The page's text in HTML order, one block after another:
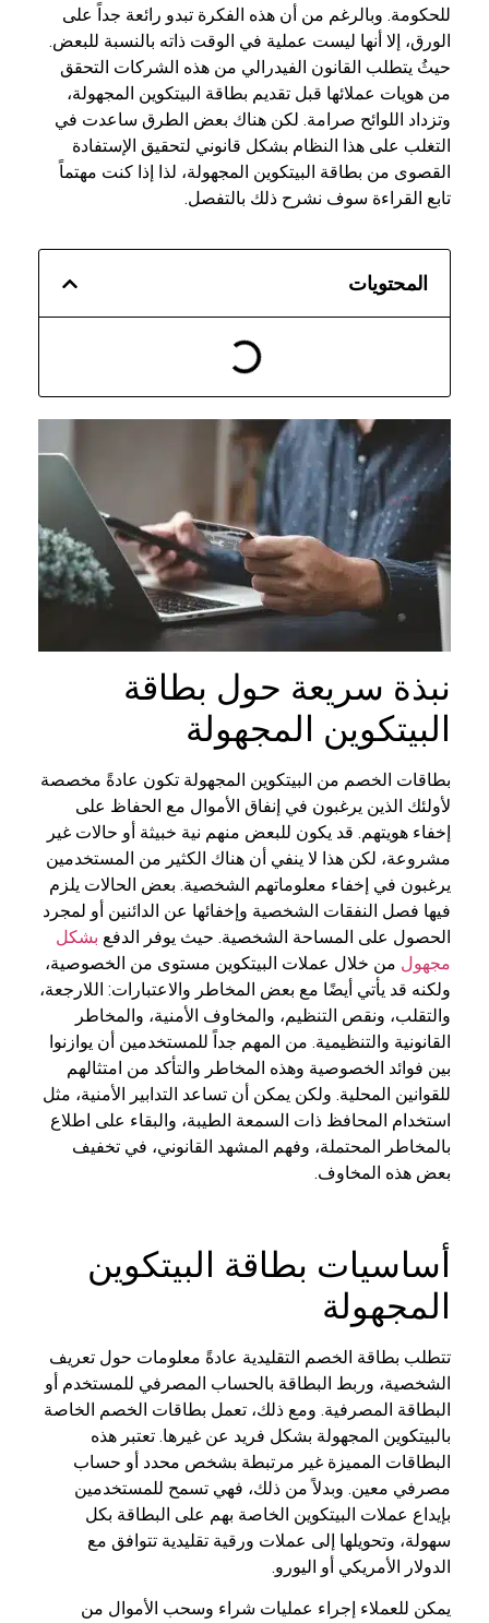
للحكومة. وبالرغم من أن هذه الفكرة تبدو رائعة جداً على
الورق، إلا أنها ليست عملية في الوقت ذاته بالنسبة للبعض.
حيثُ يتطلب القانون الفيدرالي من هذه الشركات التحقق
من هويات عملائها قبل تقديم بطاقة البيتكوين المجهولة،
وتزداد اللوائح صرامة. لكن هناك بعض الطرق ساعدت في
التغلب على هذا النظام بشكل قانوني لتحقيق الإستفادة
القصوى من بطاقة البيتكوين المجهولة، لذا إذا كنت مهتماً
تابع القراءة سوف نشرح ذلك بالتفصل.
المحتويات
نبذة سريعة حول بطاقة
البيتكوين المجهولة
بطاقات الخصم من البيتكوين المجهولة تكون عادةً مخصصة
لأولئك الذين يرغبون في إنفاق الأموال مع الحفاظ على
إخفاء هويتهم. قد يكون للبعض منهم نية خبيثة أو حالات غير
مشروعة، لكن هذا لا ينفي أن هناك الكثير من المستخدمين
يرغبون في إخفاء معلوماتهم الشخصية. بعض الحالات يلزم
فيها فصل النفقات الشخصية وإخفائها عن الدائنين أو لمجرد
الحصول على المساحة الشخصية. حيث يوفر الدفع بشكل
مجهول من خلال عملات البيتكوين مستوى من الخصوصية،
ولكنه قد يأتي أيضًا مع بعض المخاطر والاعتبارات: اللارجعة،
والتقلب، ونقص التنظيم، والمخاوف الأمنية، والمخاطر
القانونية والتنظيمية. من المهم جداً للمستخدمين أن يوازنوا
بين فوائد الخصوصية وهذه المخاطر والتأكد من امتثالهم
للقوانين المحلية. ولكن يمكن أن تساعد التدابير الأمنية، مثل
استخدام المحافظ ذات السمعة الطيبة، والبقاء على اطلاع
بالمخاطر المحتملة، وفهم المشهد القانوني، في تخفيف
بعض هذه المخاوف.
أساسيات بطاقة البيتكوين
المجهولة
تتطلب بطاقة الخصم التقليدية عادةً معلومات حول تعريف
الشخصية، وربط البطاقة بالحساب المصرفي للمستخدم أو
البطاقة المصرفية. ومع ذلك، تعمل بطاقات الخصم الخاصة
بالبيتكوين المجهولة بشكل فريد عن غيرها. تعتبر هذه
البطاقات المميزة غير مرتبطة بشخص محدد أو حساب
مصرفي معين. وبدلاً من ذلك، فهي تسمح للمستخدمين
بإيداع عملات البيتكوين الخاصة بهم على البطاقة بكل
سهولة، وتحويلها إلى عملات ورقية تقليدية تتوافق مع
الدولار الأمريكي أو اليورو.
يمكن للعملاء إجراء عمليات شراء وسحب الأموال من